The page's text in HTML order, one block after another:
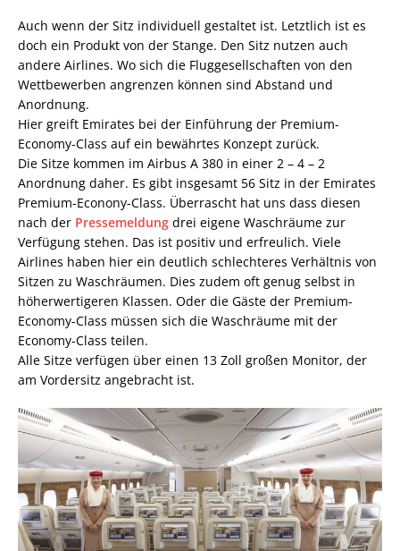
Auch wenn der Sitz individuell gestaltet ist. Letztlich ist es
doch ein Produkt von der Stange. Den Sitz nutzen auch
andere Airlines. Wo sich die Fluggesellschaften von den
Wettbewerben angrenzen können sind Abstand und
Anordnung.
Hier greift Emirates bei der Einführung der Premium-
Economy-Class auf ein bewährtes Konzept zurück.
Die Sitze kommen im Airbus A 380 in einer 2 – 4 – 2
Anordnung daher. Es gibt insgesamt 56 Sitz in der Emirates
Premium-Econony-Class. Überrascht hat uns dass diesen
nach der Pressemeldung drei eigene Waschräume zur
Verfügung stehen. Das ist positiv und erfreulich. Viele
Airlines haben hier ein deutlich schlechteres Verhältnis von
Sitzen zu Waschräumen. Dies zudem oft genug selbst in
höherwertigeren Klassen. Oder die Gäste der Premium-
Economy-Class müssen sich die Waschräume mit der
Economy-Class teilen.
Alle Sitze verfügen über einen 13 Zoll großen Monitor, der
am Vordersitz angebracht ist.